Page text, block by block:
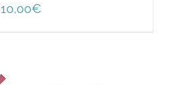
10,00€